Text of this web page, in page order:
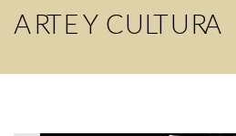
ARTE Y CULTURA